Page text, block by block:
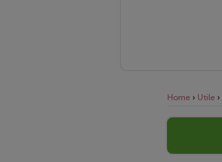
Home › Utile ›